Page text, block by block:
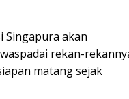
Singapura akan
rekan-
matang sejak